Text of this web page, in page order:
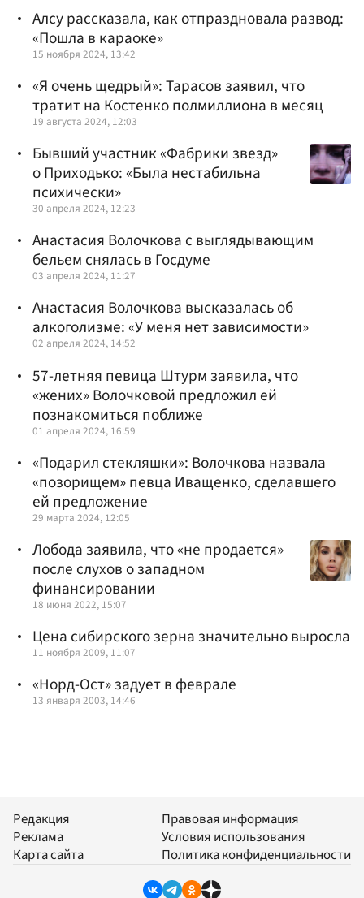
Алсу рассказала, как отпраздновала развод:
«Пошла в караоке»
15 ноября 2024, 13:42
«Я очень щедрый»: Тарасов заявил, что
тратит на Костенко полмиллиона в месяц
19 августа 2024, 12:03
Бывший участник «Фабрики звезд»
о Приходько: «Была нестабильна
психически»
30 апреля 2024, 12:23
Анастасия Волочкова с выглядывающим
бельем снялась в Госдуме
03 апреля 2024, 11:27
Анастасия Волочкова высказалась об
алкоголизме: «У меня нет зависимости»
02 апреля 2024, 14:52
57-летняя певица Штурм заявила, что
«жених» Волочковой предложил ей
познакомиться поближе
01 апреля 2024, 16:59
«Подарил стекляшки»: Волочкова назвала
«позорищем» певца Иващенко, сделавшего
ей предложение
29 марта 2024, 12:05
Лобода заявила, что «не продается»
после слухов о западном
финансировании
18 июня 2022, 15:07
Цена сибирского зерна значительно выросла
11 ноября 2009, 11:07
«Норд-Ост» задует в феврале
13 января 2003, 14:46
Редакция
Реклама
Карта сайта
Правовая информация
Условия использования
Политика конфиденциальности